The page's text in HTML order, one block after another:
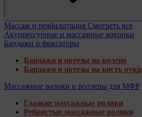
Массаж и реабилитация Смотреть все
Акупрессурные и массажные коврики
Бандажи и фиксаторы
Бандажи и ортезы на колено
Бандажи и ортезы на кисть руки
Массажные валики и роллеры для МФР
Гладкие массажные ролики
Ребристые массажные ролики